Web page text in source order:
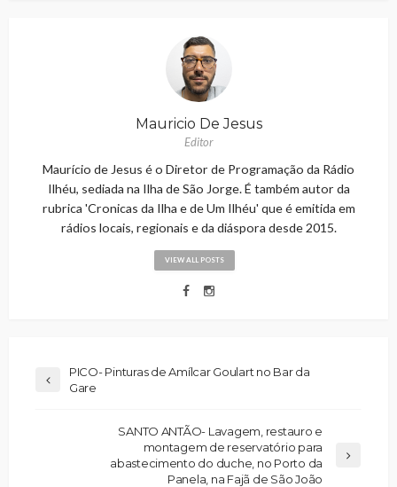
Mauricio De Jesus
Editor
Maurício de Jesus é o Diretor de Programação da Rádio
Ilhéu, sediada na Ilha de São Jorge. É também autor da
rubrica 'Cronicas da Ilha e de Um Ilhéu' que é emitida em
rádios locais, regionais e da diáspora desde 2015.
VIEW ALL POSTS
PICO- Pinturas de Amílcar Goulart no Bar da
Gare
SANTO ANTÃO- Lavagem, restauro e
montagem de reservatório para
abastecimento do duche, no Porto da
Panela, na Fajã de São João